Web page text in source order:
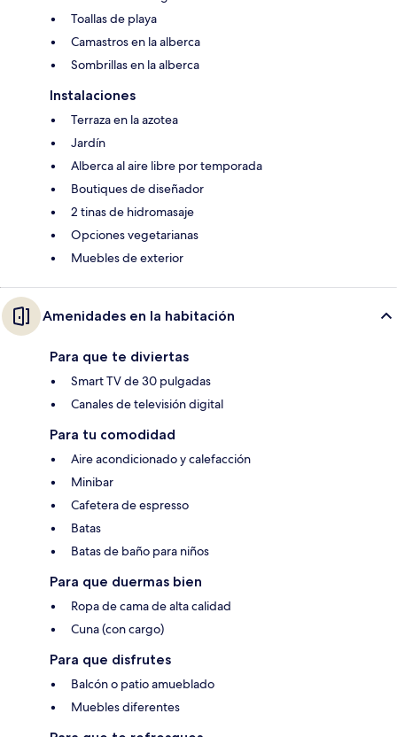
Toallas de playa
Camastros en la alberca
Sombrillas en la alberca
Instalaciones
Terraza en la azotea
Jardín
Alberca al aire libre por temporada
Boutiques de diseñador
2 tinas de hidromasaje
Opciones vegetarianas
Muebles de exterior
Amenidades en la habitación
Para que te diviertas
Smart TV de 30 pulgadas
Canales de televisión digital
Para tu comodidad
Aire acondicionado y calefacción
Minibar
Cafetera de espresso
Batas
Batas de baño para niños
Para que duermas bien
Ropa de cama de alta calidad
Cuna (con cargo)
Para que disfrutes
Balcón o patio amueblado
Muebles diferentes